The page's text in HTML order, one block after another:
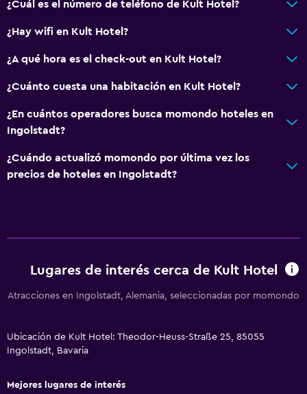
Nevera
Vista a una calle tranquila
Posibilidad de habitaciones conectadas
Habitaciones insonorizadas
Teléfono
Alfombrado
Vista a la ciudad
Caja fuerte
Instalaciones para reuniones
Mostrador de información turística
Recepción 24 horas
¿Cuál es el número de teléfono de Kult Hotel?
¿Hay wifi en Kult Hotel?
¿A qué hora es el check-out en Kult Hotel?
¿Cuánto cuesta una habitación en Kult Hotel?
¿En cuántos operadores busca momondo hoteles en
Ingolstadt?
¿Cuándo actualizó momondo por última vez los
precios de hoteles en Ingolstadt?
Lugares de interés cerca de Kult Hotel
Atracciones en Ingolstadt, Alemania, seleccionadas por momondo
Ubicación de Kult Hotel: Theodor-Heuss-Straße 25, 85055
Ingolstadt, Bavaria
Mejores lugares de interés